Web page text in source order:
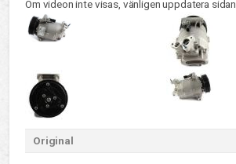
Om videon inte visas, vänligen uppdatera sidan.
Original